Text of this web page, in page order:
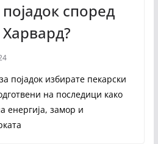
според
појадок избирате пекарски
на последици како
енергија, замор и